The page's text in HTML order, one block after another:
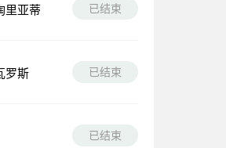
里亚蒂 已结束
罗斯 已结束
已结束